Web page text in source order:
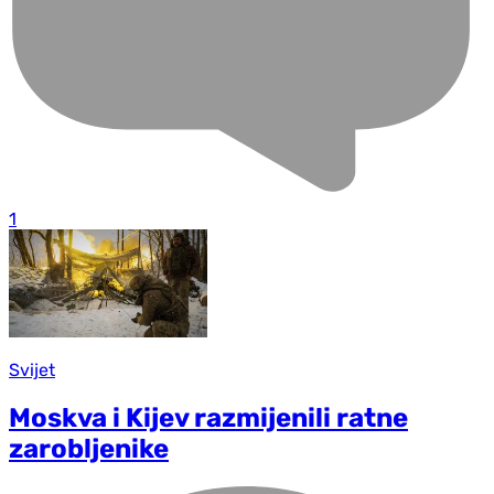
1
Svijet
Moskva i Kijev razmijenili ratne
zarobljenike